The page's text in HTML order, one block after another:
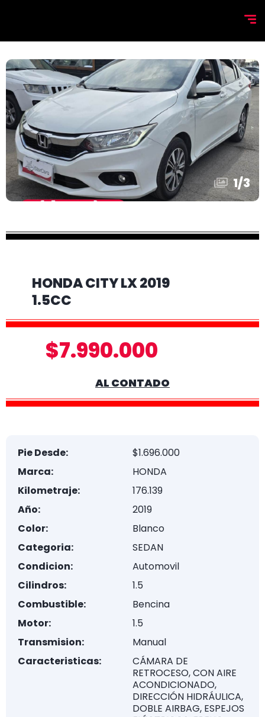
1/3
HONDA CITY LX 2019
1.5CC
$7.990.000
AL CONTADO
Pie Desde:
$1.696.000
Marca:
HONDA
Kilometraje:
176.139
Año:
2019
Color:
Blanco
Categoria:
SEDAN
Condicion:
Automovil
Cilindros:
1.5
Combustible:
Bencina
Motor:
1.5
Transmision:
Manual
Caracteristicas:
CÁMARA DE
RETROCESO, CON AIRE
ACONDICIONADO,
DIRECCIÓN HIDRÁULICA,
DOBLE AIRBAG, ESPEJOS